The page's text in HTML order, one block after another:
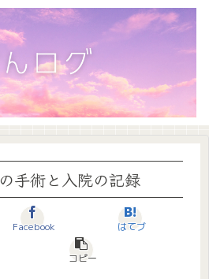
手術と入院の記録
Facebook はてブ
コピー